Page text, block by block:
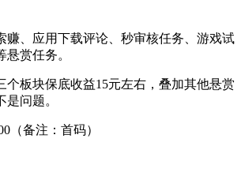
赚、应用下载评论、秒审核任务、游戏试
赏任务。
个板块保底收益15元左右，叠加其他悬赏
问题。
（备注：首码）